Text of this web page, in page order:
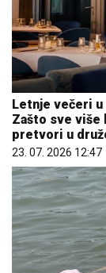
Letnje večeri
Zašto sve više
pretvori u
23. 07. 2026 12:47